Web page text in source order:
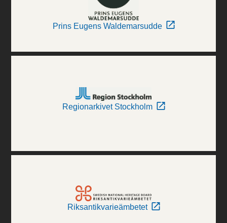
Prins Eugens Waldemarsudde
Regionarkivet Stockholm
Riksantikvarieämbetet